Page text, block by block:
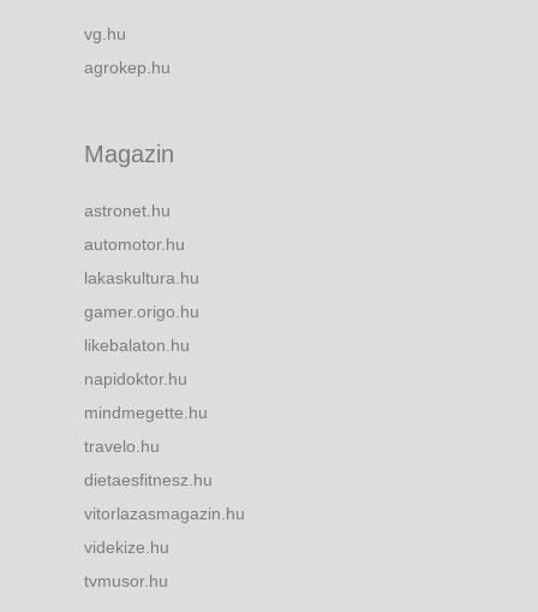
vg.hu
agrokep.hu
Magazin
astronet.hu
automotor.hu
lakaskultura.hu
gamer.origo.hu
likebalaton.hu
napidoktor.hu
mindmegette.hu
travelo.hu
dietaesfitnesz.hu
vitorlazasmagazin.hu
videkize.hu
tvmusor.hu